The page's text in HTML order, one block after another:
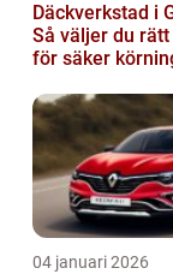
Däckverkstad i
Så väljer du
för säker
04 januari 2026